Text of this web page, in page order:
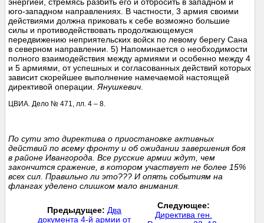
юго-западном направлениях. В частности, 3 армия своими
действиями должна приковать к себе возможно большие
силы и противодействовать продолжающемуся
передвижению неприятельских войск по левому берегу Сана
в северном направлении. 5) Напоминается о необходимости
полного взаимодействия между армиями и особенно между 4
и 5 армиями, от успешных и согласованных действий которых
зависит скорейшее выполнение намечаемой настоящей
директивой операции.Янушкевич
ЦВИА. Дело № 471, лл. 4 – 8.
По сути это директива о приостановке активных
действий по всему фронту и об ожидании завершения боя
в районе Ивангорода. Все русские армии ждут, чем
закончится сражение, в котором участвует не более 15%
всех сил. Правильно ли это??? И опять событиям на
флангах уделено слишком мало внимания.
Предыдущее: Два
документа 4-й армии от
Следующее:
Директива ген.